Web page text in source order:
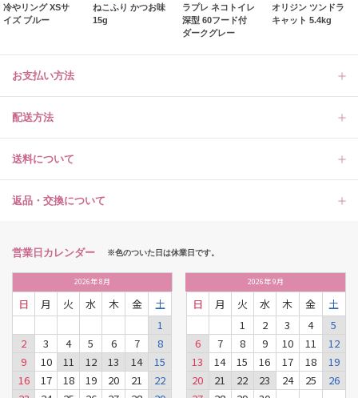
冷やリング XSサ
イズ ブルー
ねこふり かつお味
15g
ラプレ ネコトイレ
深型 60フード付
ダークグレー
オリジン ツンドラ
キャット 5.4kg
お支払い方法
配送方法
送料について
返品・交換について
営業日カレンダー ※色のついた日は休業日です。
2026年8月
日 月 火 水 木 金
土
1
2
3 4 5 6 7
8
9
10 11 12 13 14
15
16
17 18 19 20 21
22
2026年9月
日 月 火 水 木 金
土
1
2 3 4
5
6
7 8 9 10 11
12
13
14 15 16 17 18
19
20
21 22 23 24 25
26